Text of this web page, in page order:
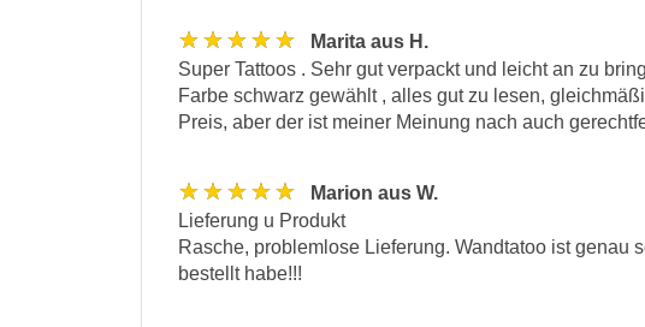
★★★★★
Marita aus H.
Super Tattoos . Sehr gut verpackt und leicht an zu
Farbe schwarz gewählt , alles gut zu lesen,
Preis, aber der ist meiner Meinung nach auch
★★★★★
Marion aus W.
Lieferung u Produkt
Rasche, problemlose Lieferung. Wandtatoo ist genau
bestellt habe!!!